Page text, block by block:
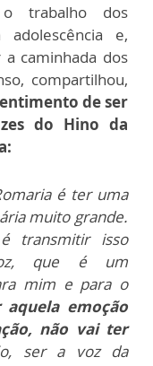
trabalho dos
adolescência e,
caminhada dos
compartilhou,
de ser
do Hino da
é ter uma
muito grande.
transmitir isso
que é um
mim e para o
emoção
não vai ter
ser a voz da